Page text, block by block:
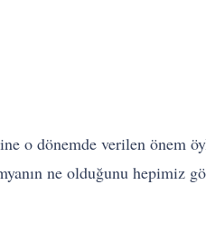
o dönemde verilen önem
ne olduğunu hepimiz